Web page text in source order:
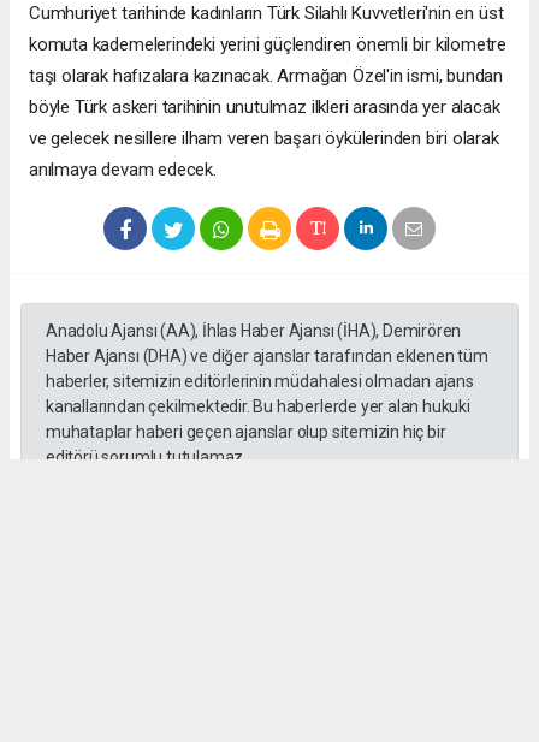
Cumhuriyet tarihinde kadınların Türk Silahlı Kuvvetleri'nin en üst
komuta kademelerindeki yerini güçlendiren önemli bir kilometre
taşı olarak hafızalara kazınacak. Armağan Özel'in ismi, bundan
böyle Türk askeri tarihinin unutulmaz ilkleri arasında yer alacak
ve gelecek nesillere ilham veren başarı öykülerinden biri olarak
anılmaya devam edecek.
Anadolu Ajansı (AA), İhlas Haber Ajansı (İHA), Demirören
Haber Ajansı (DHA) ve diğer ajanslar tarafından eklenen tüm
haberler, sitemizin editörlerinin müdahalesi olmadan ajans
kanallarından çekilmektedir. Bu haberlerde yer alan hukuki
muhataplar haberi geçen ajanslar olup sitemizin hiç bir
editörü sorumlu tutulamaz...